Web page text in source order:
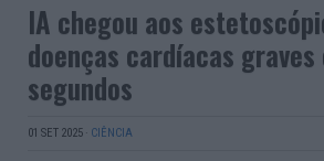
IA chegou aos
doenças cardíacas graves
segundos
01 SET 2025 · CIÊNCIA